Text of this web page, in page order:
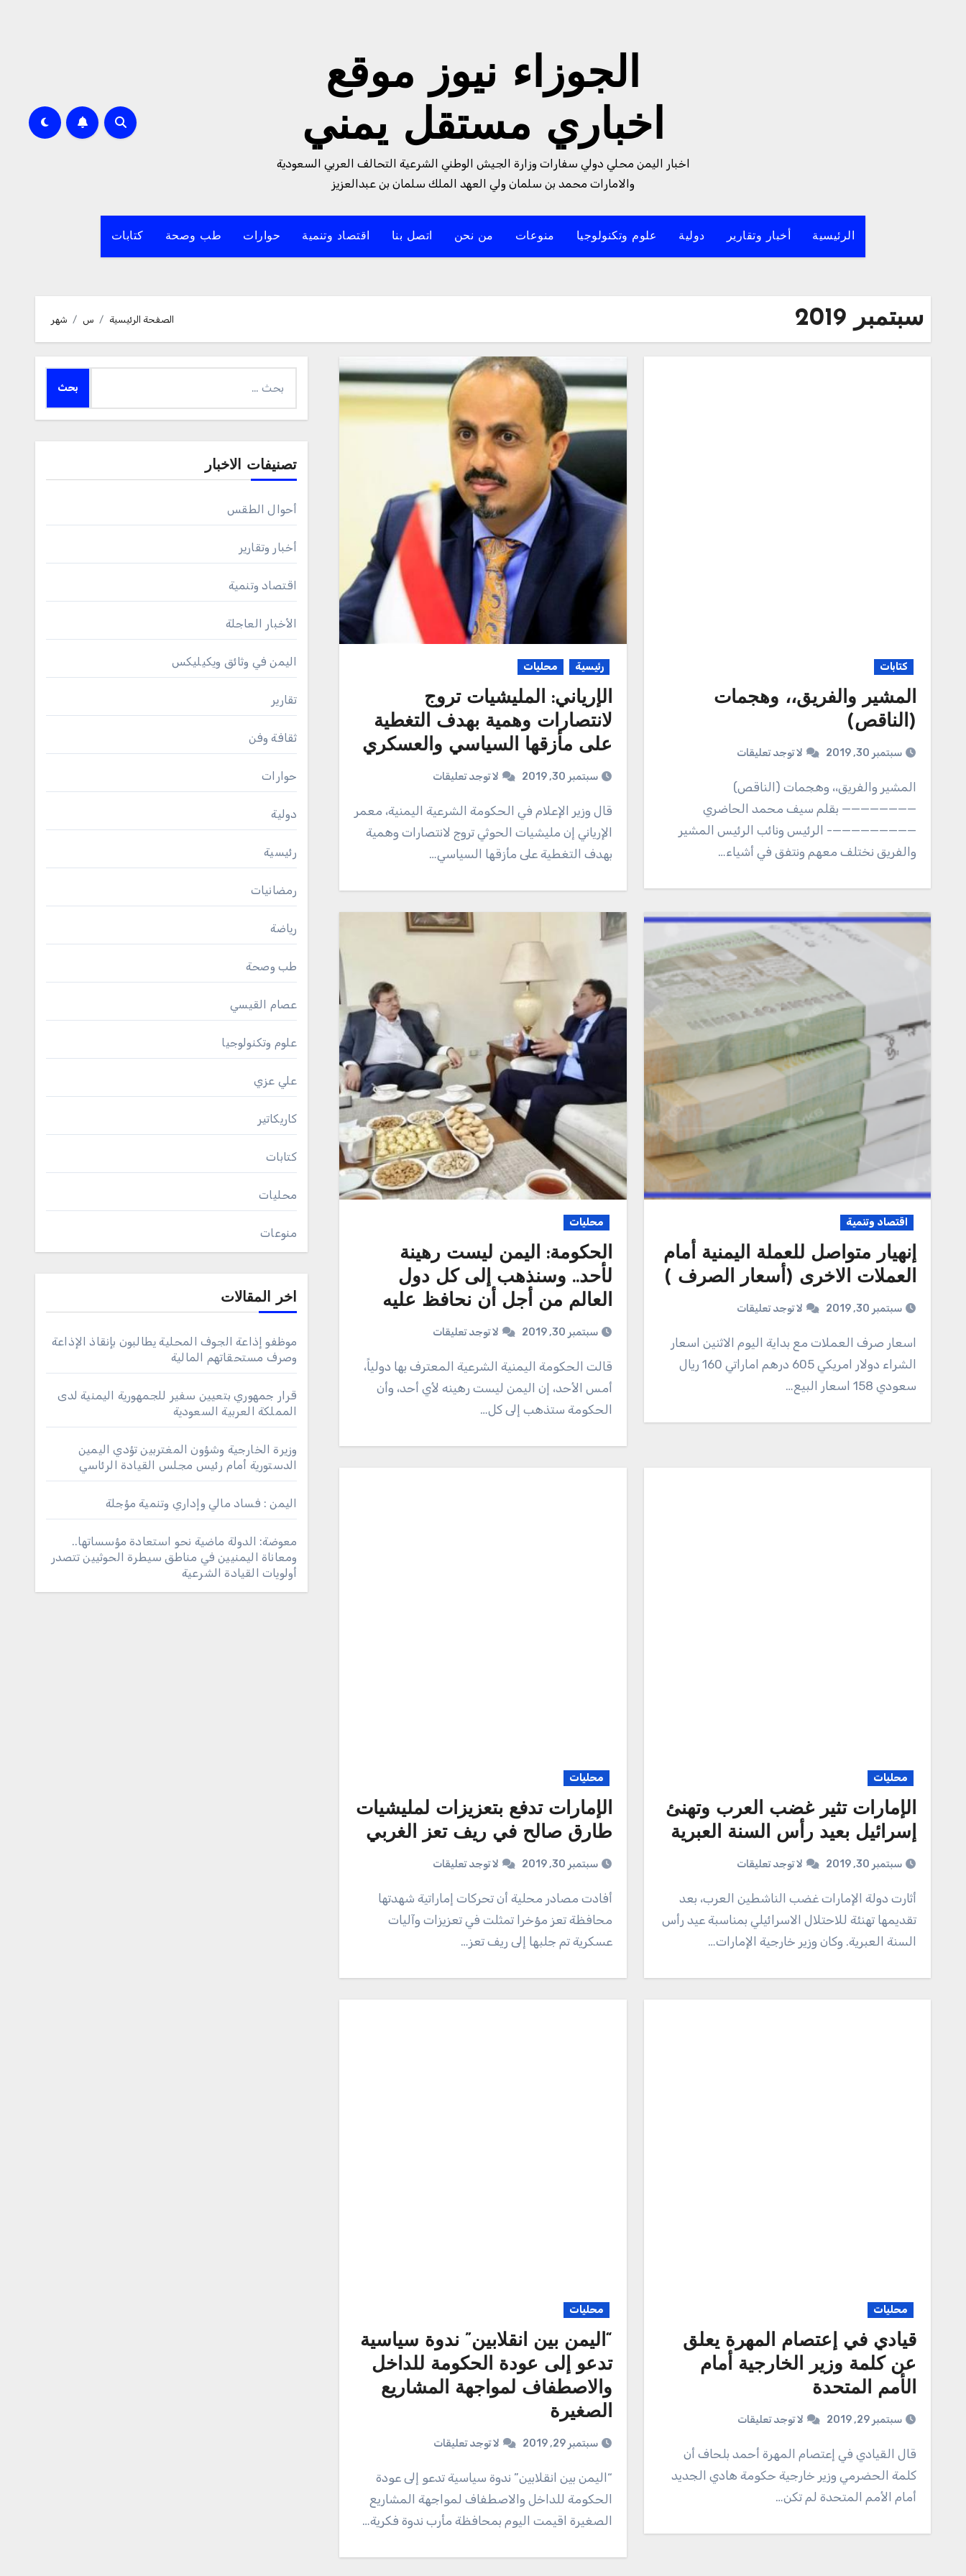
الجوزاء نيوز موقع
اخباري مستقل يمني
اخبار اليمن محلي دولي سفارات وزارة الجيش الوطني الشرعية التحالف العربي السعودية
والامارات محمد بن سلمان ولي العهد الملك سلمان بن عبدالعزيز
الرئيسية أخبار وتقارير دولية علوم وتكنولوجيا منوعات من نحن اتصل بنا اقتصاد وتنمية حوارات طب وصحة كتابات
سبتمبر 2019 الصفحة الرئيسية س شهر
كتابات
المشير والفريق،، وهجمات
(الناقص)
سبتمبر 30, 2019 لا توجد تعليقات
———————— بقلم سيف محمد الحاضري
—————————- الرئيس ونائب الرئيس المشير
والفريق نختلف معهم ونتفق في أشياء…
رئيسية محليات
الإرياني: المليشيات تروج
لانتصارات وهمية بهدف التغطية
على مأزقها السياسي والعسكري
سبتمبر 30, 2019 لا توجد تعليقات
قال وزير الإعلام في الحكومة الشرعية اليمنية، معمر
الإرياني إن مليشيات الحوثي تروج لانتصارات وهمية
بهدف التغطية على مأزقها السياسي…
اقتصاد وتنمية
إنهيار متواصل للعملة اليمنية أمام
العملات الاخرى (أسعار الصرف )
سبتمبر 30, 2019 لا توجد تعليقات
الشراء دولار امريكي 605 درهم اماراتي 160 ريال
سعودي 158 اسعار البيع…
محليات
الحكومة: اليمن ليست رهينة
لأحد.. وسنذهب إلى كل دول
العالم من أجل أن نحافظ عليه
سبتمبر 30, 2019 لا توجد تعليقات
قالت الحكومة اليمنية الشرعية المعترف بها دولياً،
أمس الأحد، إن اليمن ليست رهينه لأي أحد، وأن
الحكومة ستذهب إلى كل…
محليات
الإمارات تثير غضب العرب وتهنئ
إسرائيل بعيد رأس السنة العبرية
سبتمبر 30, 2019 لا توجد تعليقات
أثارت دولة الإمارات غضب الناشطين العرب، بعد
تقديمها تهنئة للاحتلال الاسرائيلي بمناسبة عيد رأس
السنة العبرية. وكان وزير خارجية الإمارات…
محليات
الإمارات تدفع بتعزيزات لمليشيات
طارق صالح في ريف تعز الغربي
سبتمبر 30, 2019 لا توجد تعليقات
أفادت مصادر محلية أن تحركات إماراتية شهدتها
محافظة تعز مؤخرا تمثلت في تعزيزات وآليات
عسكرية تم جلبها إلى ريف تعز…
محليات
قيادي في إعتصام المهرة يعلق
عن كلمة وزير الخارجية أمام
الأمم المتحدة
سبتمبر 29, 2019 لا توجد تعليقات
قال القيادي في إعتصام المهرة أحمد بلحاف أن
كلمة الحضرمي وزير خارجية حكومة هادي الجديد
أمام الأمم المتحدة لم تكن…
محليات
“اليمن بين انقلابين” ندوة سياسية
تدعو إلى عودة الحكومة للداخل
والاصطفاف لمواجهة المشاريع
الصغيرة
سبتمبر 29, 2019 لا توجد تعليقات
“اليمن بين انقلابين” ندوة سياسية تدعو إلى عودة
الحكومة للداخل والاصطفاف لمواجهة المشاريع
الصغيرة اقيمت اليوم بمحافظة مأرب ندوة فكرية…
عن:
تصنيفات الاخبار
أحوال الطقس
أخبار وتقارير
اقتصاد وتنمية
الأخبار العاجلة
اليمن في وثائق ويكيليكس
تقارير
ثقافة وفن
حوارات
دولية
رئيسية
رمضانيات
رياضة
طب وصحة
عصام القيسي
علوم وتكنولوجيا
علي عزي
كاريكاتير
كتابات
محليات
منوعات
اخر المقالات
موظفو إذاعة الجوف المحلية يطالبون بإنقاذ الإذاعة
وصرف مستحقاتهم المالية
قرار جمهوري بتعيين سفير للجمهورية اليمنية لدى
المملكة العربية السعودية
وزيرة الخارجية وشؤون المغتربين تؤدي اليمين
الدستورية أمام رئيس مجلس القيادة الرئاسي
اليمن : فساد مالي وإداري وتنمية مؤجلة
معوضة: الدولة ماضية نحو استعادة مؤسساتها..
ومعاناة اليمنيين في مناطق سيطرة الحوثيين تتصدر
أولويات القيادة الشرعية